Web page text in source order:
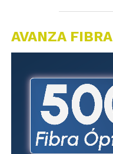
AVANZA FIBRA